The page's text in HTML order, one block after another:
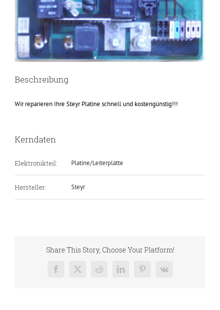
Beschreibung
Wir reparieren Ihre Steyr Platine schnell und kostengünstig!!!
Kerndaten
Elektronikteil: Platine/Leiterplatte
Hersteller: Steyr
Share This Story, Choose Your Platform!
Facebook
X RedditLinkedInPinterest
Vk